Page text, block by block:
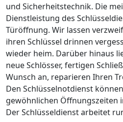
und Sicherheitstechnik. Die
Dienstleistung des
Türöffnung. Wir lassen
ihren Schlüssel drinnen
wieder heim. Darüber hinaus
neue Schlösser, fertigen
Wunsch an, reparieren Ihren
Den Schlüsselnotdienst
gewöhnlichen Öffnungszeiten
Der Schlüsseldienst arbeitet